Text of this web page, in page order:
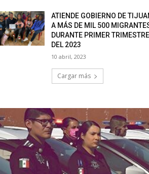
ATIENDE GOBIERNO DE
A MÁS DE MIL 500
DURANTE PRIMER TRIMESTRE
DEL 2023
10 abril, 2023
Cargar más